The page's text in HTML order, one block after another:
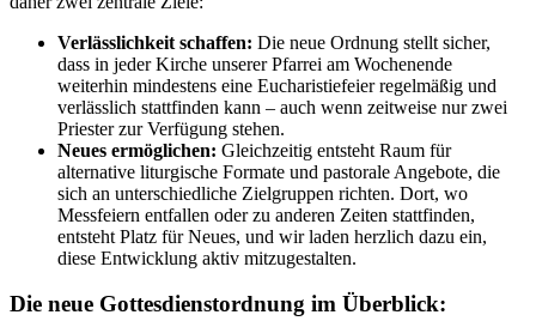
Verlässlichkeit schaffen: Die neue Ordnung stellt sicher,
dass in jeder Kirche unserer Pfarrei am Wochenende
weiterhin mindestens eine Eucharistiefeier regelmäßig und
verlässlich stattfinden kann – auch wenn zeitweise nur zwei
Priester zur Verfügung stehen.
Neues ermöglichen: Gleichzeitig entsteht Raum für
alternative liturgische Formate und pastorale Angebote, die
sich an unterschiedliche Zielgruppen richten. Dort, wo
Messfeiern entfallen oder zu anderen Zeiten stattfinden,
entsteht Platz für Neues, und wir laden herzlich dazu ein,
diese Entwicklung aktiv mitzugestalten.
Die neue Gottesdienstordnung im Überblick: